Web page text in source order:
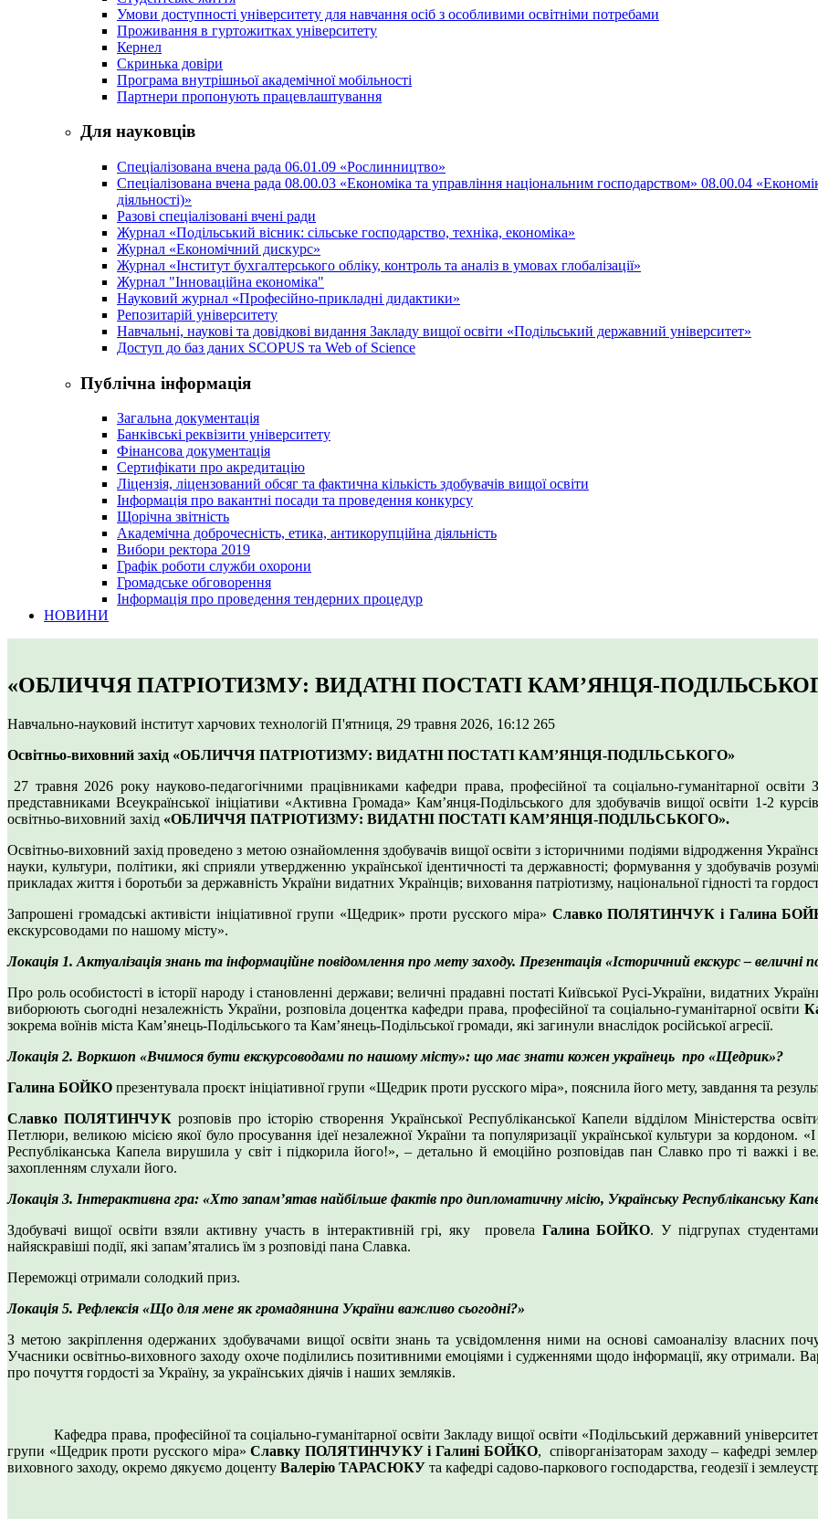
Умови доступності університету для навчання осіб з особливими освітніми потребами
Проживання в гуртожитках університету
Кернел
Скринька довіри
Програма внутрішньої академічної мобільності
Партнери пропонують працевлаштування
Для науковців
Спеціалізована вчена рада 06.01.09 «Рослинництво»
Спеціалізована вчена рада 08.00.03 «Економіка та управління національним господарством» 08.00.04
діяльності)»
Разові спеціалізовані вчені ради
Журнал «Подільський вісник: сільське господарство, техніка, економіка»
Журнал «Економічний дискурс»
Журнал «Інститут бухгалтерського обліку, контроль та аналіз в умовах глобалізації»
Журнал "Інноваційна економіка"
Науковий журнал «Професійно-прикладні дидактики»
Репозитарій університету
Навчальні, наукові та довідкові видання Закладу вищої освіти «Подільський державний університет»
Доступ до баз даних SCOPUS та Web of Science
Публічна інформація
Загальна документація
Банківські реквізити університету
Фінансова документація
Сертифікати про акредитацію
Ліцензія, ліцензований обсяг та фактична кількість здобувачів вищої освіти
Інформація про вакантні посади та проведення конкурсу
Щорічна звітність
Академічна доброчесність, етика, антикорупційна діяльність
Вибори ректора 2019
Графік роботи служби охорони
Громадське обговорення
Інформація про проведення тендерних процедур
НОВИНИ
«ОБЛИЧЧЯ ПАТРІОТИЗМУ: ВИДАТНІ ПОСТАТІ КАМ’ЯНЦЯ-
Навчально-науковий інститут харчових технологій П'ятниця, 29 травня 2026, 16:12 265
Освітньо-виховний захід «ОБЛИЧЧЯ ПАТРІОТИЗМУ: ВИДАТНІ ПОСТАТІ КАМ’ЯНЦЯ-ПОДІЛЬСЬКОГО»
27 травня 2026 року науково-педагогічними працівниками кафедри права, професійної та соціально-гуманітарної
представниками Всеукраїнської ініціативи «Активна Громада» Кам’янця-Подільського для здобувачів вищої освіти 1-2
освітньо-виховний захід «ОБЛИЧЧЯ ПАТРІОТИЗМУ: ВИДАТНІ ПОСТАТІ КАМ’ЯНЦЯ-ПОДІЛЬСЬКОГО».
Освітньо-виховний захід проведено з метою ознайомлення здобувачів вищої освіти з історичними подіями відродження
науки, культури, політики, які сприяли утвердженню української ідентичності та державності; формування у здобувачів
прикладах життя і боротьби за державність України видатних Українців; виховання патріотизму, національної гідності та
Запрошені громадські активісти ініціативної групи «Щедрик» проти русского міра» Славко ПОЛЯТИНЧУК і Галина
екскурсоводами по нашому місту».
Локація 1. Актуалізація знань та інформаційне повідомлення про мету заходу. Презентація «Історичний екскурс – величні
Про роль особистості в історії народу і становленні держави; величні прадавні постаті Київської Русі-України, видатних
виборюють сьогодні незалежність України, розповіла доцентка кафедри права, професійної та соціально-гуманітарної освіти
зокрема воїнів міста Кам’янець-Подільського та Кам’янець-Подільської громади, які загинули внаслідок російської агресії.
Локація 2. Воркшоп «Вчимося бути екскурсоводами по нашому місту»: що має знати кожен українець про «Щедрик»?
Галина БОЙКО презентувала проєкт ініціативної групи «Щедрик проти русского міра», пояснила його мету, завдання та
Славко ПОЛЯТИНЧУК розповів про історію створення Української Республіканської Капели відділом Міністерства
Петлюри, великою місією якої було просування ідеї незалежної України та популяризації української культури за кордоном.
Республіканська Капела вирушила у світ і підкорила його!», – детально й емоційно розповідав пан Славко про ті важкі і
захопленням слухали його.
Локація 3. Інтерактивна гра: «Хто запам’ятав найбільше фактів про дипломатичну місію, Українську
Здобувачі вищої освіти взяли активну участь в інтерактивній грі, яку провела Галина БОЙКО. У підгрупах
найяскравіші події, які запам’ятались їм з розповіді пана Славка.
Переможці отримали солодкий приз.
Локація 5. Рефлексія «Що для мене як громадянина України важливо сьогодні?»
З метою закріплення одержаних здобувачами вищої освіти знань та усвідомлення ними на основі самоаналізу власних
Учасники освітньо-виховного заходу охоче поділились позитивними емоціями і судженнями щодо інформації, яку отримали.
про почуття гордості за Україну, за українських діячів і наших земляків.
Кафедра права, професійної та соціально-гуманітарної освіти Закладу вищої освіти «Подільський державний
групи «Щедрик проти русского міра»Славку ПОЛЯТИНЧУКУ і Галині БОЙКО, співорганізаторам заходу – кафедрі
виховного заходу, окремо дякуємо доценту Валерію ТАРАСЮКУ та кафедрі садово-паркового господарства, геодезії і